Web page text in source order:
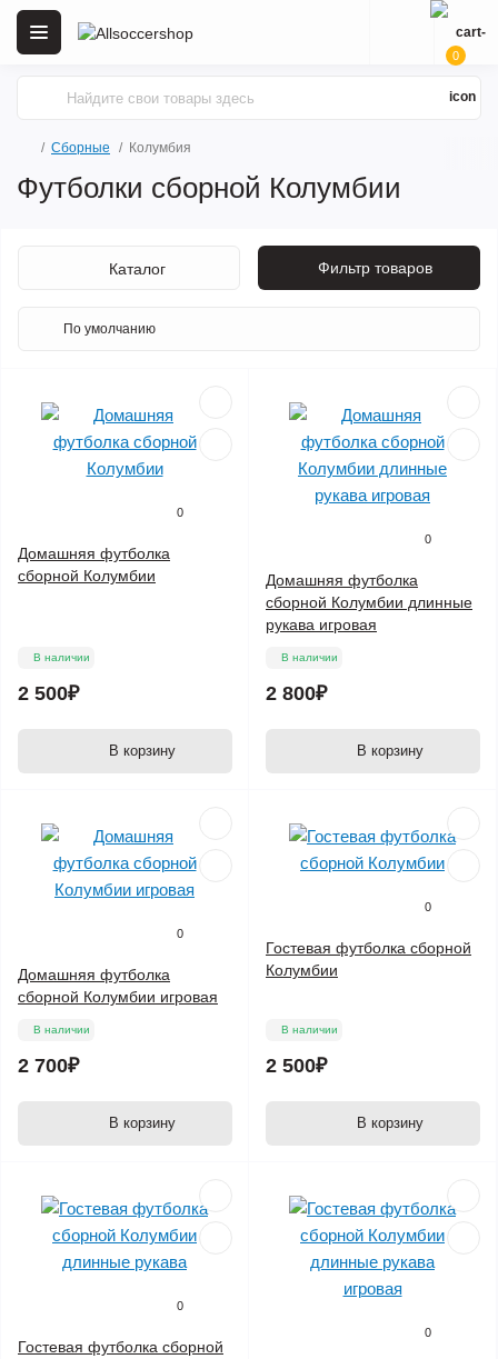
0
Сборные Колумбия
Футболки сборной Колумбии
Фильтр товаров
Каталог
0
Домашняя футболка
сборной Колумбии
В наличии
2 500₽
В корзину
0
Домашняя футболка
сборной Колумбии длинные
рукава игровая
В наличии
2 800₽
В корзину
0
Домашняя футболка
сборной Колумбии игровая
В наличии
2 700₽
В корзину
0
Гостевая футболка сборной
Колумбии
В наличии
2 500₽
В корзину
0
Гостевая футболка сборной
0